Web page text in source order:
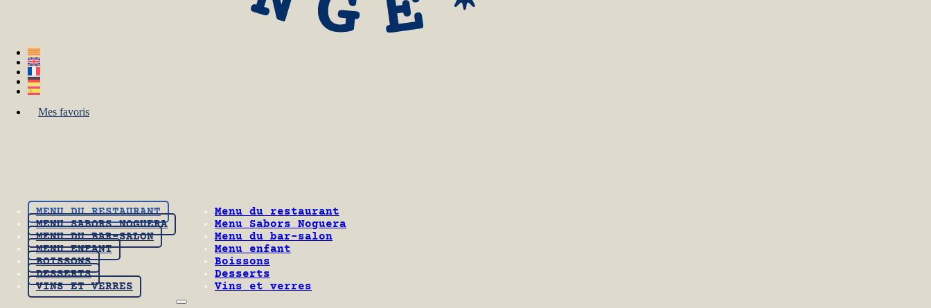
Mes favoris
MENU DU RESTAURANT
MENU SABORS NOGUERA
MENU DU BAR-SALON
MENU ENFANT
BOISSONS
DESSERTS
VINS ET VERRES
Menu du restaurant
Menu Sabors Noguera
Menu du bar-salon
Menu enfant
Boissons
Desserts
Vins et verres